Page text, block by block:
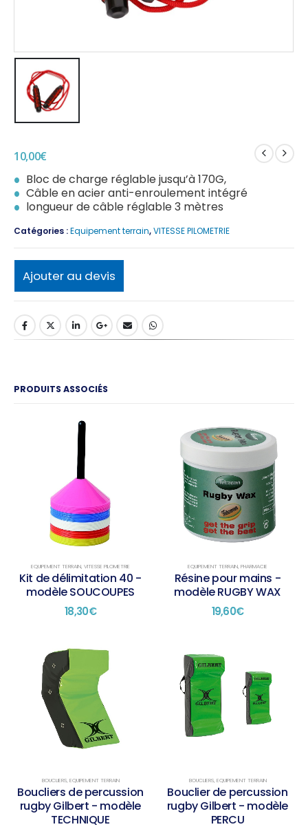
10,00€
Bloc de charge réglable jusqu’à 170G,
Câble en acier anti-enroulement intégré
longueur de câble réglable 3 mètres
Catégories :Equipement terrain,VITESSE PILOMETRIE
Ajouter au devis
PRODUITS ASSOCIÉS
EQUIPEMENT TERRAIN, VITESSE PILOMETRIE
Kit de délimitation 40 -
modèle SOUCOUPES
18,30€
EQUIPEMENT TERRAIN, PHARMACIE
Résine pour mains -
modèle RUGBY WAX
19,60€
BOUCLIERS, EQUIPEMENT TERRAIN
Boucliers de percussion
rugby Gilbert - modèle
TECHNIQUE
BOUCLIERS, EQUIPEMENT TERRAIN
Bouclier de percussion
rugby Gilbert - modèle
PERCU